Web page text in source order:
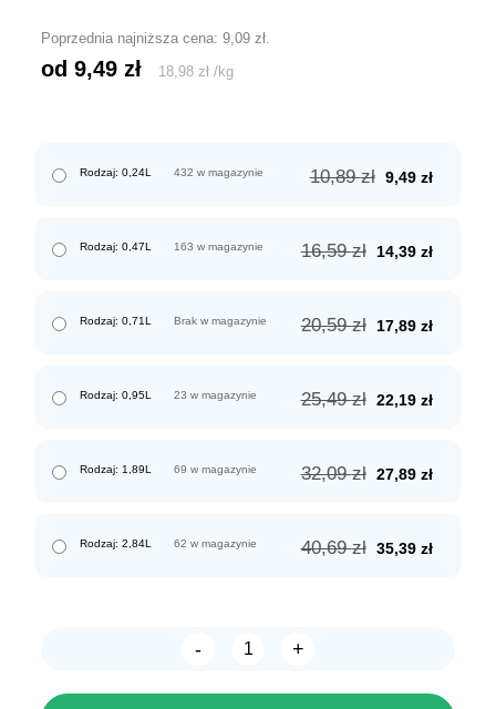
Poprzednia najniższa cena:9,09zł
od 9,49zł 18,98 zł /kg
Rodzaj: 0,24L 10,89zł Pierwotna
9,49 zł
432 w magazynie
Rodzaj: 0,47L 16,59zł
Pierwotna
14,39 zł
163 w magazynie
Rodzaj: 0,71L 20,59zł
Pierwotna
17,89 zł
Brak w magazynie
Rodzaj: 0,95L 25,49zł Pierwotna
22,19 zł
23 w magazynie
Rodzaj: 1,89L 32,09zł Pierwotna
27,89 zł
69 w magazynie
Rodzaj: 2,84L 40,69zł Pierwotna
35,39 zł
62 w magazynie
-
ilość
+